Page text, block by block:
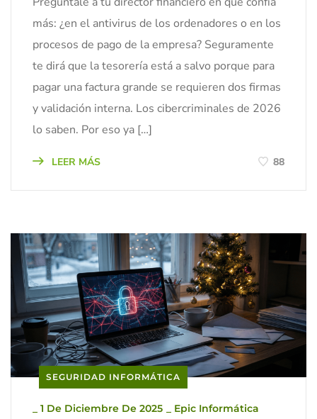
más: ¿en el antivirus de los ordenadores o en los
procesos de pago de la empresa? Seguramente
te dirá que la tesorería está a salvo porque para
pagar una factura grande se requieren dos firmas
y validación interna. Los cibercriminales de 2026
lo saben. Por eso ya […]
LEER MÁS 88
SEGURIDAD INFORMÁTICA
1 De Diciembre De 2025
Epic Informática